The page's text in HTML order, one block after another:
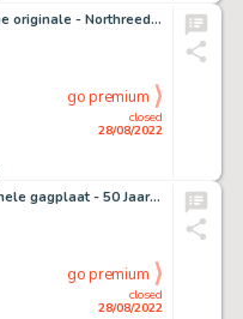
Goffin, Alain - Planche originale - Northreed Project - (1997)
closed
28/08/2022
go premium
Dupré, Steven - Originele gagplaat - 50 Jaar Suske en Wiske - met Sarah en Robin als Suske en Wiske - (1995)
closed
28/08/2022
go premium